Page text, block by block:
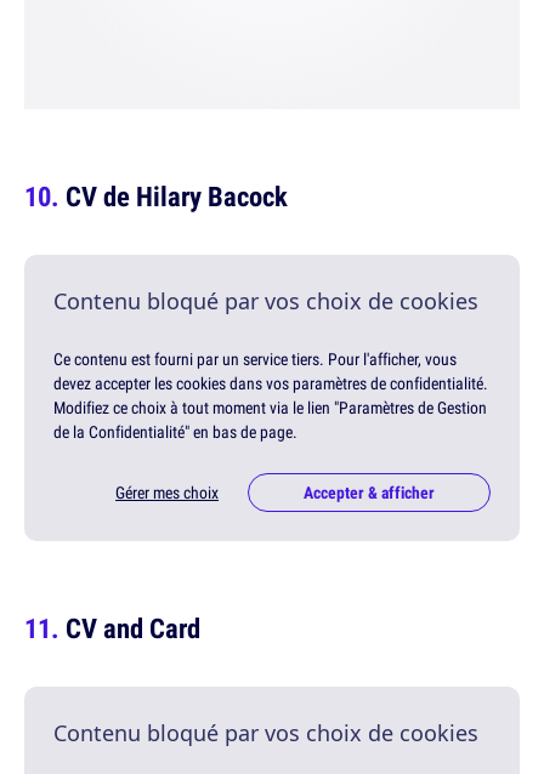
CV de Hilary Bacock
Contenu bloqué par vos choix de cookies
Ce contenu est fourni par un service tiers. Pour l'afficher, vous
devez accepter les cookies dans vos paramètres de confidentialité.
Modifiez ce choix à tout moment via le lien "Paramètres de Gestion
de la Confidentialité" en bas de page.
Gérer mes choix Accepter & afficher
CV and Card
Contenu bloqué par vos choix de cookies